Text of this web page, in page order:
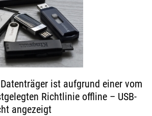
ist aufgrund einer vom
Richtlinie offline – USB-
angezeigt